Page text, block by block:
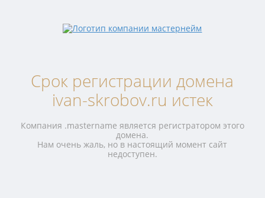
Срок регистрации домена
ivan-skrobov.ru истек
Компания .mastername является регистратором этого
домена.
Нам очень жаль, но в настоящий момент сайт
недоступен.